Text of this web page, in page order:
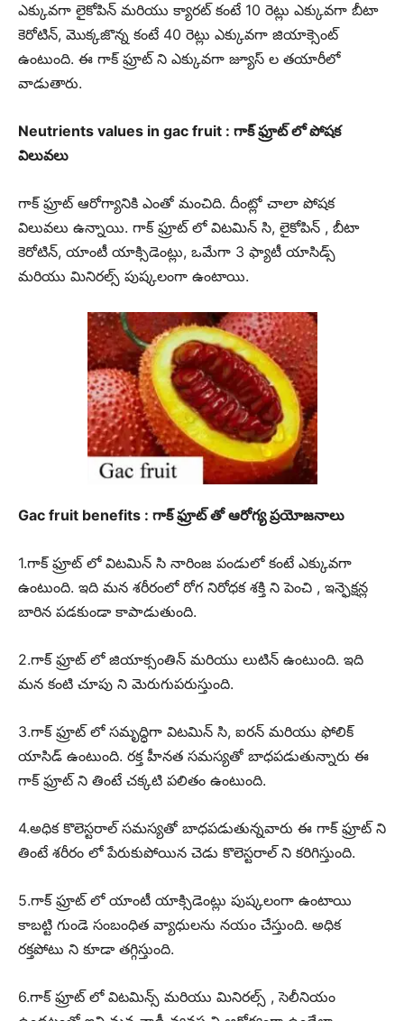
ఎక్కువగా లైకోపిన్ మరియు క్యారట్ కంటే 10 రెట్లు ఎక్కువగా బీటా
కెరోటిన్, మొక్కజొన్న కంటే 40 రెట్లు ఎక్కువగా జియాక్సెంట్
ఉంటుంది. ఈ గాక్ ఫ్రూట్ ని ఎక్కువగా జ్యూస్ ల తయారీలో
వాడుతారు.
Neutrients values in gac fruit : గాక్ ఫ్రూట్ లో పోషక
విలువలు
గాక్ ఫ్రూట్ ఆరోగ్యానికి ఎంతో మంచిది. దీంట్లో చాలా పోషక
విలువలు ఉన్నాయి. గాక్ ఫ్రూట్ లో విటమిన్ సి, లైకోపిన్ , బీటా
కెరోటిన్, యాంటీ యాక్సిడెంట్లు, ఒమేగా 3 ఫ్యాటీ యాసిడ్స్
మరియు మినిరల్స్ పుష్కలంగా ఉంటాయి.
Gac fruit benefits : గాక్ ఫ్రూట్ తో ఆరోగ్య ప్రయోజనాలు
1.గాక్ ఫ్రూట్ లో విటమిన్ సి నారింజ పండులో కంటే ఎక్కువగా
ఉంటుంది. ఇది మన శరీరంలో రోగ నిరోధక శక్తి ని పెంచి , ఇన్ఫెక్షన్ల
బారిన పడకుండా కాపాడుతుంది.
2.గాక్ ఫ్రూట్ లో జియాక్సంతిన్ మరియు లుటిన్ ఉంటుంది. ఇది
మన కంటి చూపు ని మెరుగుపరుస్తుంది.
3.గాక్ ఫ్రూట్ లో సమృద్ధిగా విటమిన్ సి, ఐరన్ మరియు ఫోలిక్
యాసిడ్ ఉంటుంది. రక్త హీనత సమస్యతో బాధపడుతున్నారు ఈ
గాక్ ఫ్రూట్ ని తింటే చక్కటి పలితం ఉంటుంది.
4.అధిక కొలెస్టరాల్ సమస్యతో బాధపడుతున్నవారు ఈ గాక్ ఫ్రూట్ ని
తింటే శరీరం లో పేరుకుపోయిన చెడు కొలెస్టరాల్ ని కరిగిస్తుంది.
5.గాక్ ఫ్రూట్ లో యాంటీ యాక్సిడెంట్లు పుష్కలంగా ఉంటాయి
కాబట్టి గుండె సంబంధిత వ్యాధులను నయం చేస్తుంది. అధిక
రక్తపోటు ని కూడా తగ్గిస్తుంది.
6.గాక్ ఫ్రూట్ లో విటమిన్స్ మరియు మినిరల్స్ , సెలీనియం